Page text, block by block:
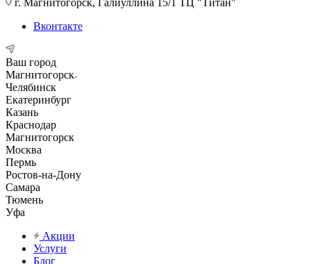
г. Магнитогорск, Галиуллина 15/1 ТЦ "Титан"
Вконтакте
Ваш город
Магнитогорск
Челябинск
Екатеринбург
Казань
Краснодар
Магнитогорск
Москва
Пермь
Ростов-на-Дону
Самара
Тюмень
Уфа
Акции
Услуги
Блог